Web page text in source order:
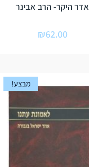
אדר היקר- הרב אבינר
₪62.00
מבצע!